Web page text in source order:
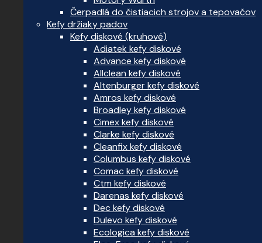
Čerpadlá do čistiacich strojov a tepovačov
Kefy držiaky padov
Kefy diskové (kruhové)
Adiatek kefy diskové
Advance kefy diskové
Allclean kefy diskové
Altenburger kefy diskové
Amros kefy diskové
Broadley kefy diskové
Cimex kefy diskové
Clarke kefy diskové
Cleanfix kefy diskové
Columbus kefy diskové
Comac kefy diskové
Ctm kefy diskové
Darenas kefy diskové
Dec kefy diskové
Dulevo kefy diskové
Ecologica kefy diskové